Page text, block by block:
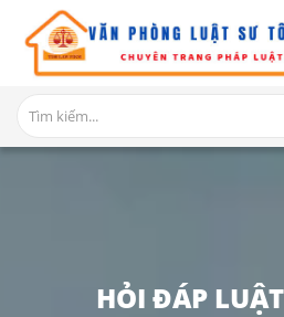
GIỚI
THIỆU
DỊCH
HỎI ĐÁP